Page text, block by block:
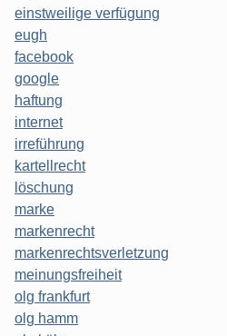
einstweilige verfügung
eugh
facebook
google
haftung
internet
irreführung
kartellrecht
löschung
marke
markenrecht
markenrechtsverletzung
meinungsfreiheit
olg frankfurt
olg hamm